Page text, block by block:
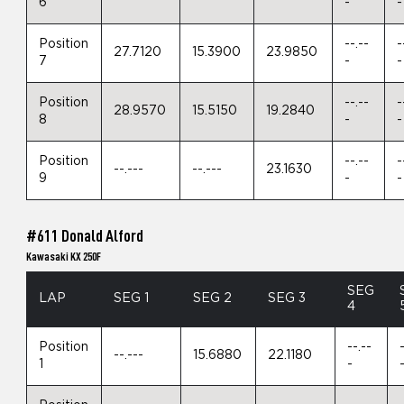
6 - -
Position
7
27.7120 15.3900 23.9850
--.--
-
-
Position
8
28.9570 15.5150 19.2840
--.--
-
-
Position
9
--.--- --.--- 23.1630
--.--
-
-
#611 Donald Alford
Kawasaki KX 250F
LAP SEG 1 SEG 2 SEG 3
SEG
4
Position
--.--- 15.6880 22.1180
--.--
-